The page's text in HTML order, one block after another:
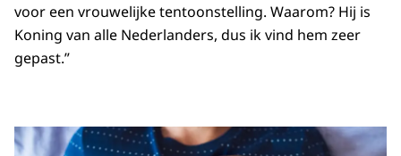
voor een vrouwelijke tentoonstelling. Waarom? Hij is
Koning van alle Nederlanders, dus ik vind hem zeer
gepast.”